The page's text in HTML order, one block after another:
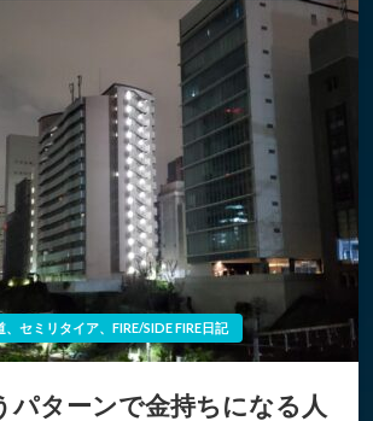
、セミリタイア、FIRE/SIDE FIRE日記
パターンで金持ちになる人